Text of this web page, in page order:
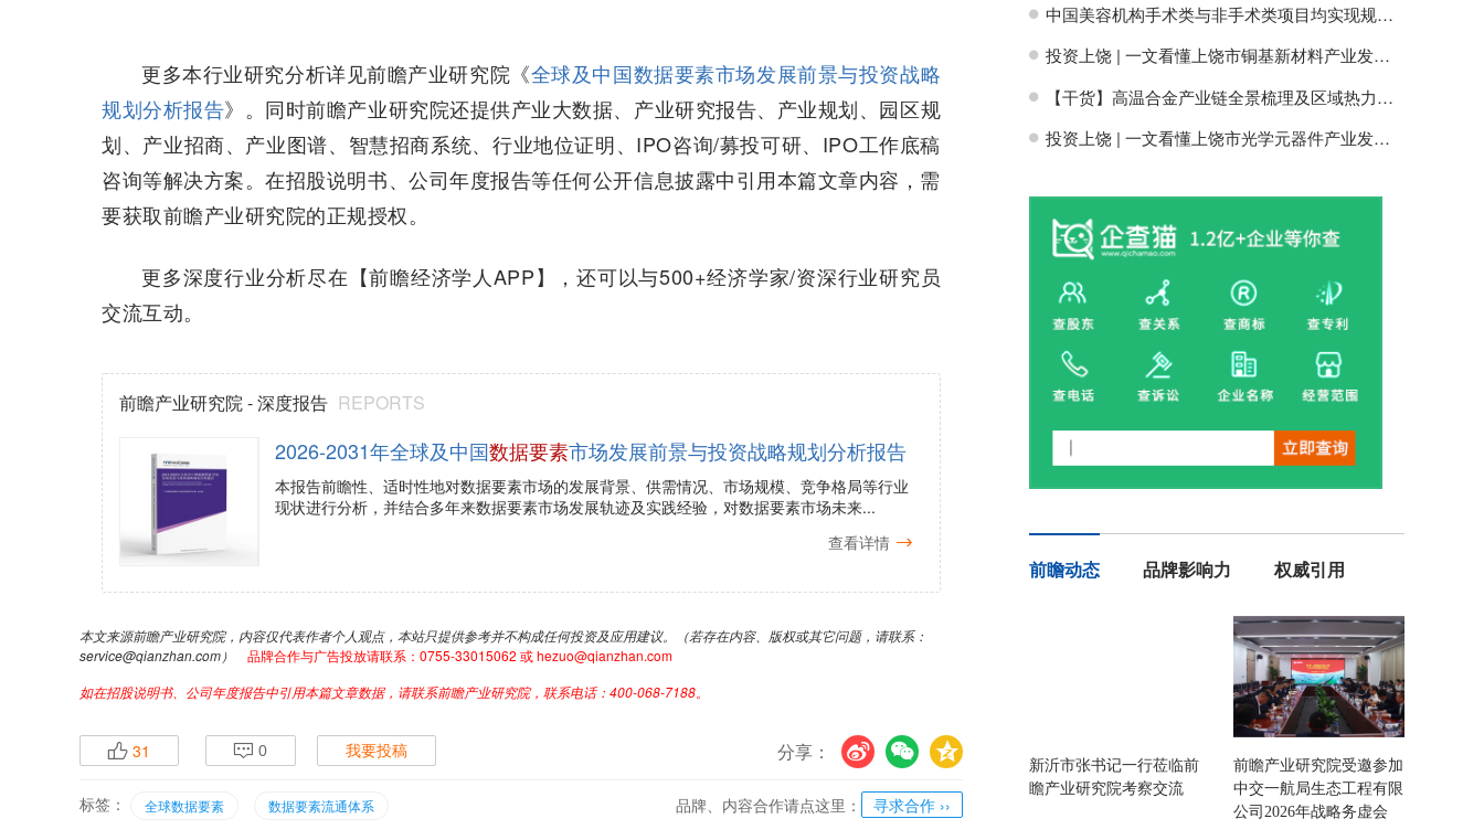
——全球主要交易平台情况
近年来，全球数据要素市场加速发展，国内外涌现出一批有影响力的数据交易平台。交易
产品以API接口、数据包、AI工具、数据定制为主，覆盖脱敏数据、模型化数据和智能化数
据，部分平台还提供数据加工、质量评价等增值服务。
国外数据交易自2008年起步，形成两类主体：一是BDEX、RapidAPI等综合性平台，以
及Factual（位置）、Quandl（金融）、GE Predix（工业）等细分领域的专业交易商；二是
AWS Data Exchange、微软Azure Marketplace等IT头部企业依托云服务和数据资源构建的交
易平台。国外机构采取完全市场化模式，产品主要集中在消费者行为、位置动态、商业财务、
健康医保等领域。
更多本行业研究分析详见前瞻产业研究院《
全球及中国数据要素市场发展前景与投资战略
规划分析报告》。同时前瞻产业研究院还提供产业大数据、产业研究报告、产业规划、园区规
划、产业招商、产业图谱、智慧招商系统、行业地位证明、IPO咨询/募投可研、IPO工作底稿
咨询等解决方案。在招股说明书、公司年度报告等任何公开信息披露中引用本篇文章内容，需
要获取前瞻产业研究院的正规授权。
更多深度行业分析尽在【前瞻经济学人APP】，还可以与500+经济学家/资深行业研究员
交流互动。
H 中国美容机构手术类与非手术类项目均实现规模增长【组图】
H 投资上饶 | 一文看懂上饶市铜基新材料产业发展现状与投资机会前瞻
H 【干货】高温合金产业链全景梳理及区域热力地图
H 投资上饶 | 一文看懂上饶市光学元器件产业发展现状与投资机会前瞻
前瞻动态 品牌影响力 权威引用
新沂市张书记一行莅临前
瞻产业研究院考察交流
前瞻产业研究院受邀参加
中交一航局生态工程有限
公司2026年战略务虚会